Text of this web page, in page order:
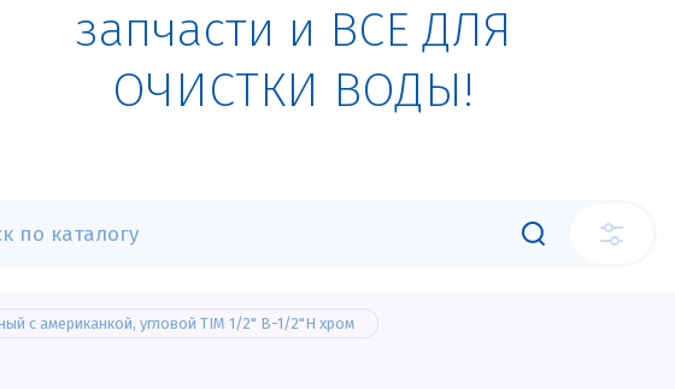
запчасти и ВСЕ ДЛЯ
ОЧИСТКИ ВОДЫ!
с американкой, угловой TIM 1/2" В-1/2"Н хром